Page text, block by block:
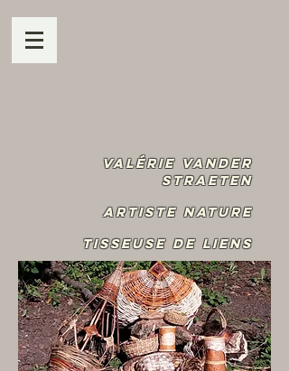
Valérie Vander
Straeten
Artiste Nature
Tisseuse de liens